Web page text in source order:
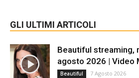
GLI ULTIMI ARTICOLI
Beautiful streaming,
agosto 2026 | Video
Beautiful 7 Agosto 2026